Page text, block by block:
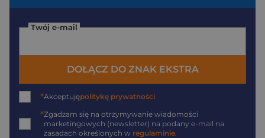
Twój e-mail
DOŁĄCZ DO ZNAK EKSTRA
*Akceptujępolitykę prywatności
*Zgadzam się na otrzymywanie wiadomości
marketingowych (newsletter) na podany e-mail na
zasadach określonych w regulaminie